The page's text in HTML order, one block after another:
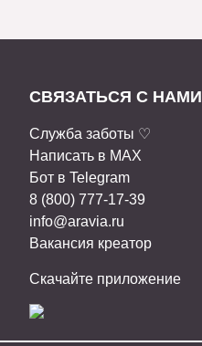
СВЯЗАТЬСЯ С НАМИ
Служба заботы ♡
Написать в MAX
Бот в Telegram
8 (800) 777-17-39
info@aravia.ru
Вакансия креатор
Скачайте приложение